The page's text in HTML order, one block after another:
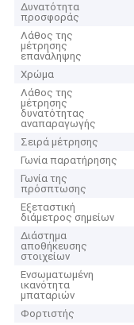
Δυνατότητα
προσφοράς
Λάθος της
μέτρησης
επανάληψης
Χρώμα
Λάθος της
μέτρησης
δυνατότητας
αναπαραγωγής
Σειρά μέτρησης
Γωνία παρατήρησης
Γωνία της
πρόσπτωσης
Εξεταστική
διάμετρος σημείων
Διάστημα
αποθήκευσης
στοιχείων
Ενσωματωμένη
ικανότητα
μπαταριών
Φορτιστής